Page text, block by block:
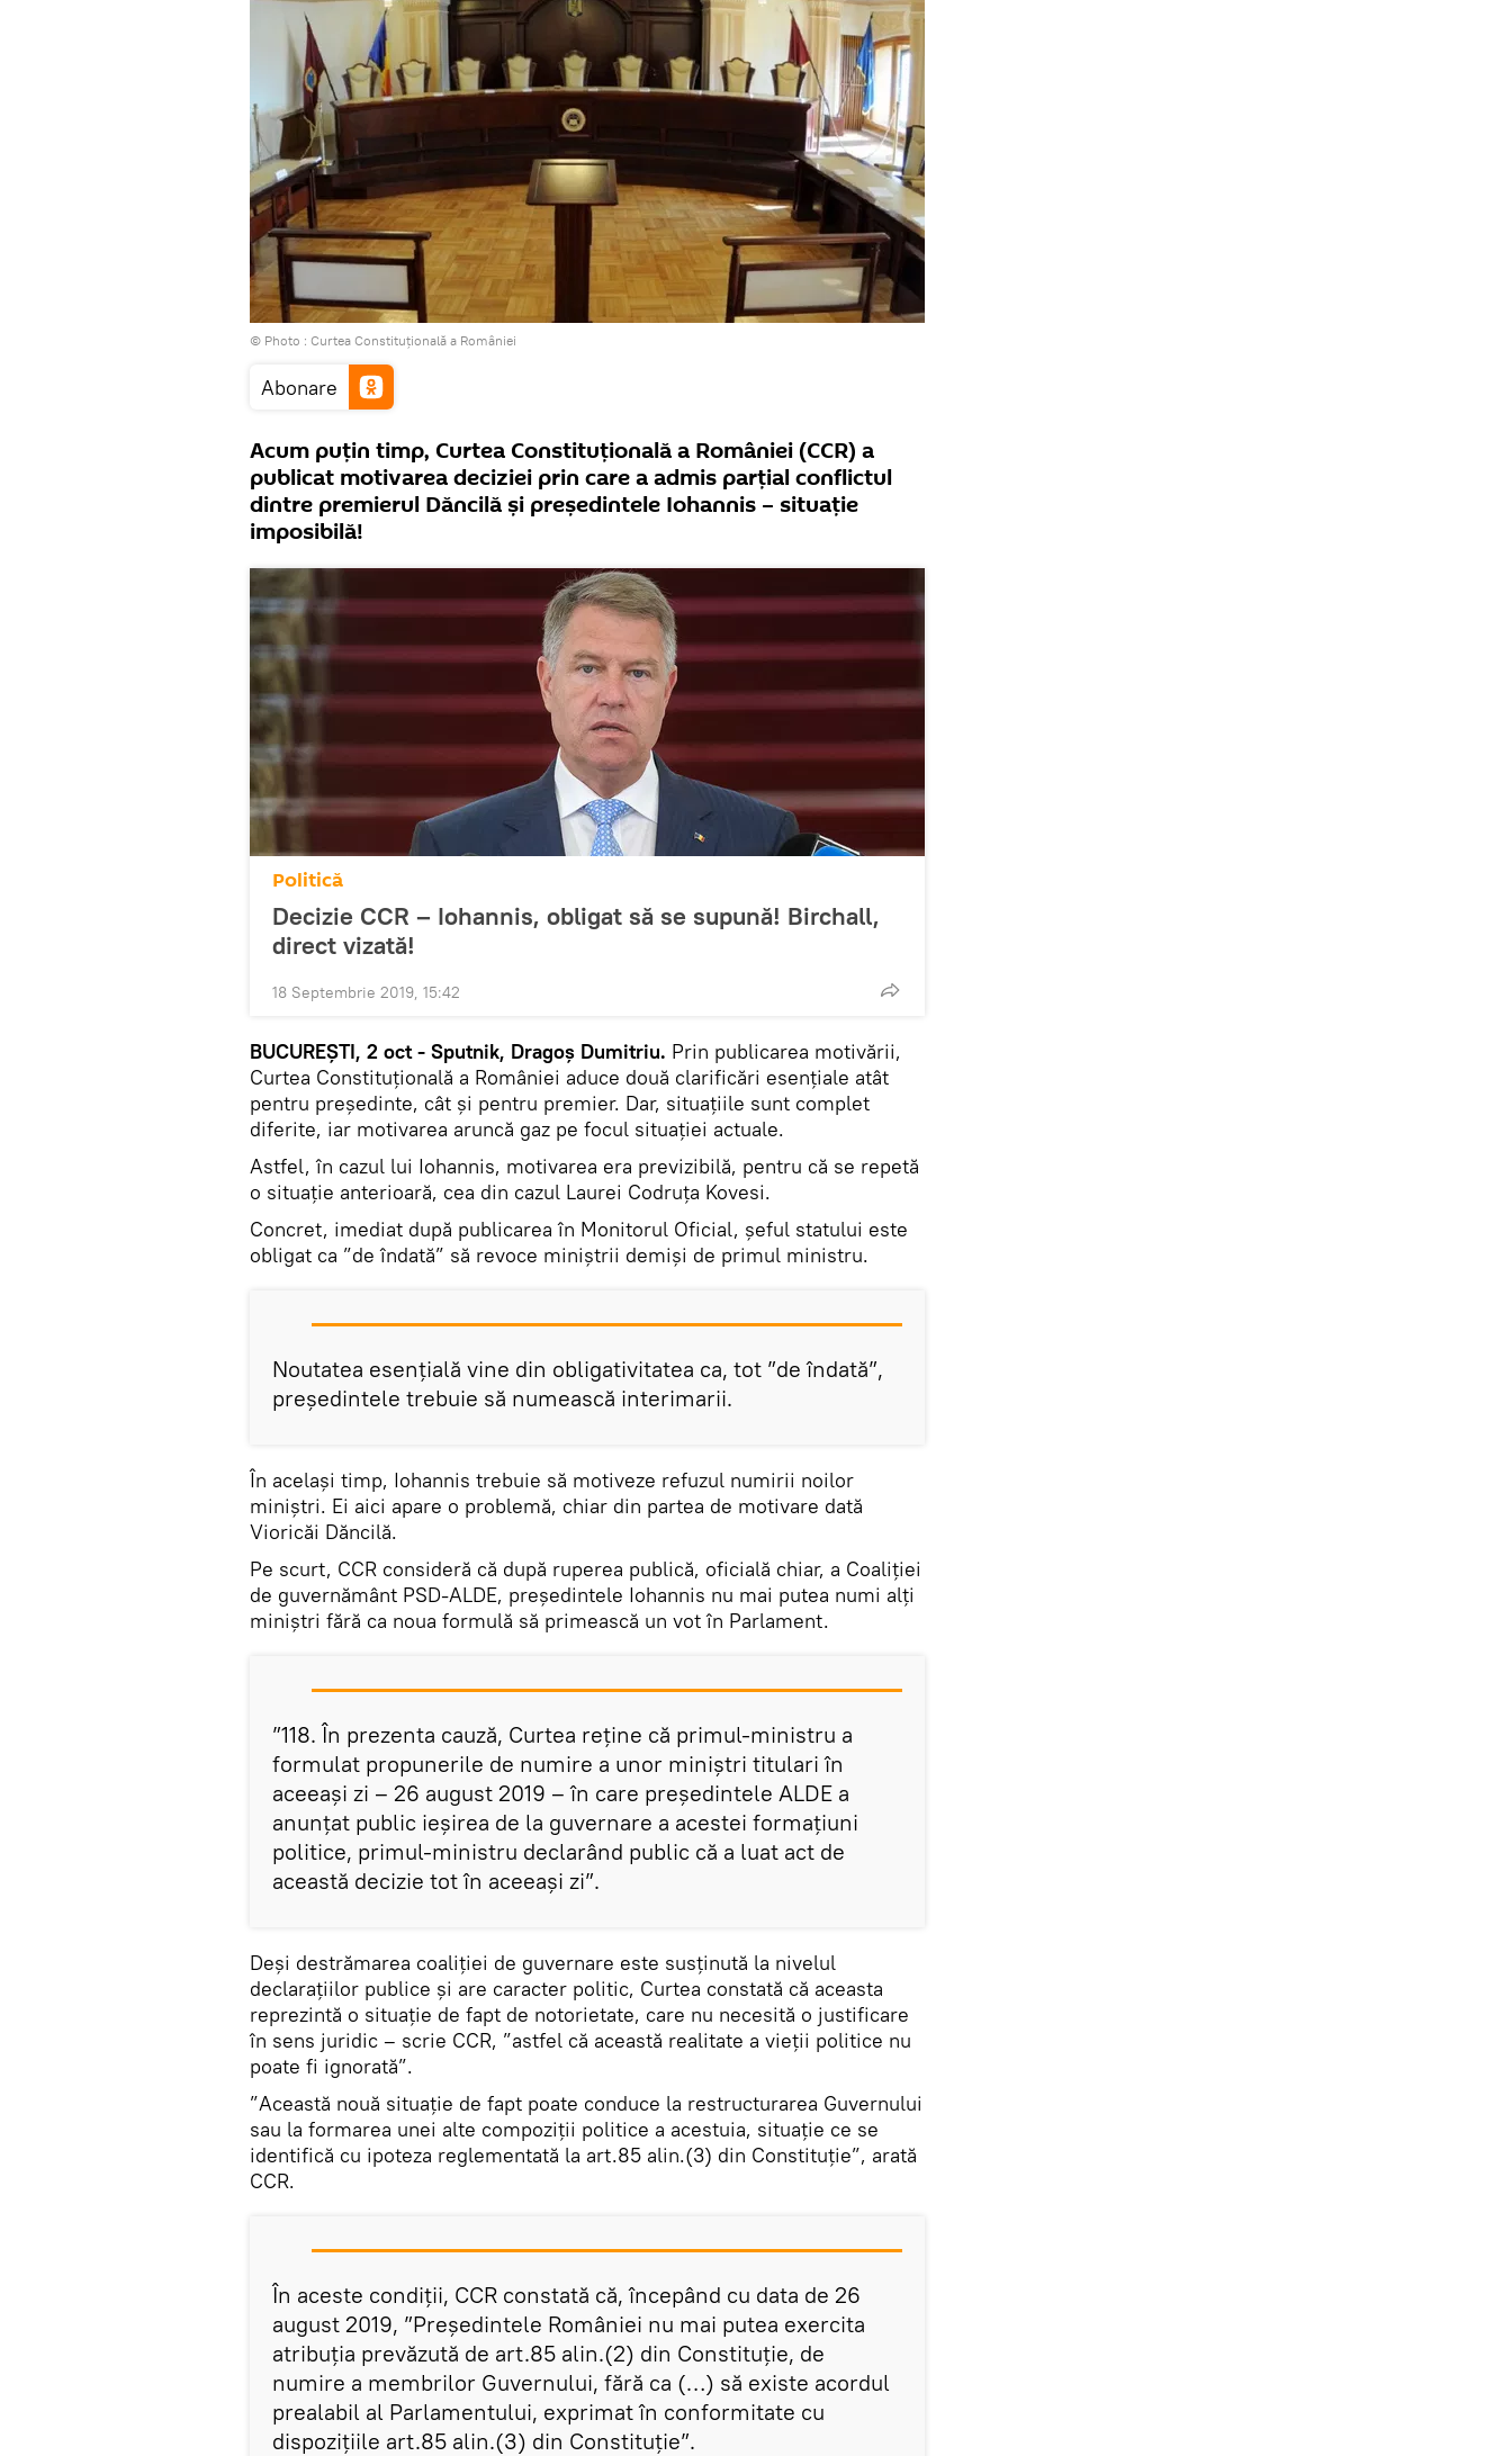
© Photo : Curtea Constituțională a României
Abonare
Acum puțin timp, Curtea Constituțională a României (CCR) a
publicat motivarea deciziei prin care a admis parțial conflictul
dintre premierul Dăncilă și președintele Iohannis – situație
imposibilă!
Politică
Decizie CCR – Iohannis, obligat să se supună! Birchall,
direct vizată!
18 Septembrie 2019, 15:42
BUCUREȘTI, 2 oct - Sputnik, Dragoș Dumitriu. Prin publicarea motivării,
Curtea Constituțională a României aduce două clarificări esențiale atât
pentru președinte, cât și pentru premier. Dar, situațiile sunt complet
diferite, iar motivarea aruncă gaz pe focul situației actuale.
Astfel, în cazul lui Iohannis, motivarea era previzibilă, pentru că se repetă
o situație anterioară, cea din cazul Laurei Codruța Kovesi.
Concret, imediat după publicarea în Monitorul Oficial, şeful statului este
obligat ca ”de îndată” să revoce miniștrii demiși de primul ministru.
Noutatea esențială vine din obligativitatea ca, tot ”de îndată”,
președintele trebuie să numească interimarii.
În același timp, Iohannis trebuie să motiveze refuzul numirii noilor
miniștri. Ei aici apare o problemă, chiar din partea de motivare dată
Vioricăi Dăncilă.
Pe scurt, CCR consideră că după ruperea publică, oficială chiar, a Coaliţiei
de guvernământ PSD-ALDE, preşedintele Iohannis nu mai putea numi alţi
miniştri fără ca noua formulă să primească un vot în Parlament.
”118. În prezenta cauză, Curtea reține că primul-ministru a
formulat propunerile de numire a unor miniștri titulari în
aceeași zi – 26 august 2019 – în care președintele ALDE a
anunțat public ieșirea de la guvernare a acestei formațiuni
politice, primul-ministru declarând public că a luat act de
această decizie tot în aceeași zi”.
Deși destrămarea coaliției de guvernare este susținută la nivelul
declarațiilor publice și are caracter politic, Curtea constată că aceasta
reprezintă o situație de fapt de notorietate, care nu necesită o justificare
în sens juridic – scrie CCR, ”astfel că această realitate a vieții politice nu
poate fi ignorată”.
”Această nouă situație de fapt poate conduce la restructurarea Guvernului
sau la formarea unei alte compoziții politice a acestuia, situație ce se
identifică cu ipoteza reglementată la art.85 alin.(3) din Constituție”, arată
CCR.
În aceste condiții, CCR constată că, începând cu data de 26
august 2019, ”Președintele României nu mai putea exercita
atribuția prevăzută de art.85 alin.(2) din Constituție, de
numire a membrilor Guvernului, fără ca (…) să existe acordul
prealabil al Parlamentului, exprimat în conformitate cu
dispozițiile art.85 alin.(3) din Constituție”.